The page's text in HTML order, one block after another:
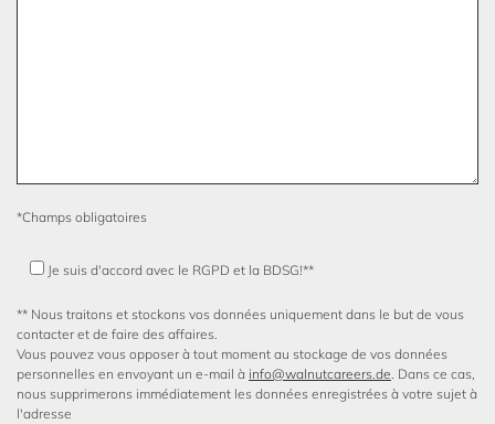
*Champs obligatoires
Je suis d'accord avec le RGPD et la BDSG!**
** Nous traitons et stockons vos données uniquement dans le but de vous
contacter et de faire des affaires.
Vous pouvez vous opposer à tout moment au stockage de vos données
personnelles en envoyant un e-mail à info@walnutcareers.de. Dans ce cas,
nous supprimerons immédiatement les données enregistrées à votre sujet à
l'adresse